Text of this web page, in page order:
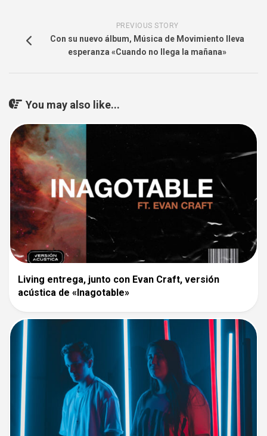
PREVIOUS STORY
Con su nuevo álbum, Música de Movimiento lleva
esperanza «Cuando no llega la mañana»
You may also like...
Living entrega, junto con Evan Craft, versión
acústica de «Inagotable»